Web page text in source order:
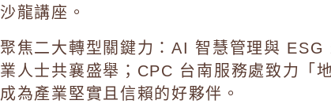
沙龍講座。
聚焦二大轉型關鍵力：AI 智慧管理與
業人士共襄盛舉；CPC 台南服務處致力「
成為產業堅實且信賴的好夥伴。